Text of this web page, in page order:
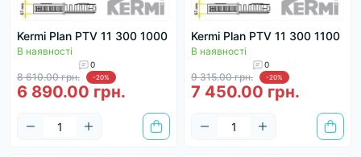
Kermi Plan PTV 11 300 1000
В наявності
0
8 610.00 грн. -20%
6 890.00 грн.
Kermi Plan PTV 11 300 1100
В наявності
0
9 315.00 грн. -20%
7 450.00 грн.